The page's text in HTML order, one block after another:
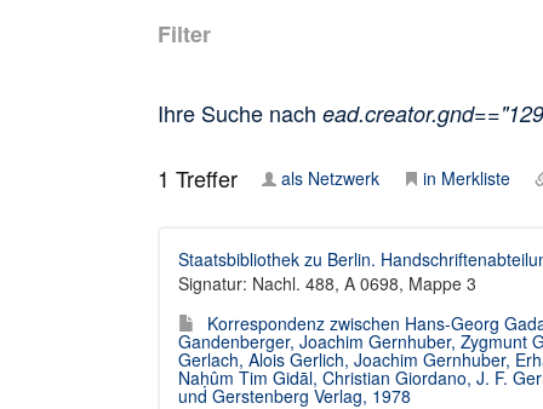
Filter
Ihre Suche nach
1 Treffer als Netzwerk in Merkliste
Staatsbibliothek zu Berlin.
Signatur: Nachl. 488, A 0698, Mappe 3
Korrespondenz zwischen Hans-Georg
Gandenberger, Joachim Gernhuber, Zygmunt
Gerlach, Alois Gerlich, Joachim Gernhuber,
Naḥûm Tim Gidāl, Christian Giordano, J. F.
und Gerstenberg Verlag, 1978